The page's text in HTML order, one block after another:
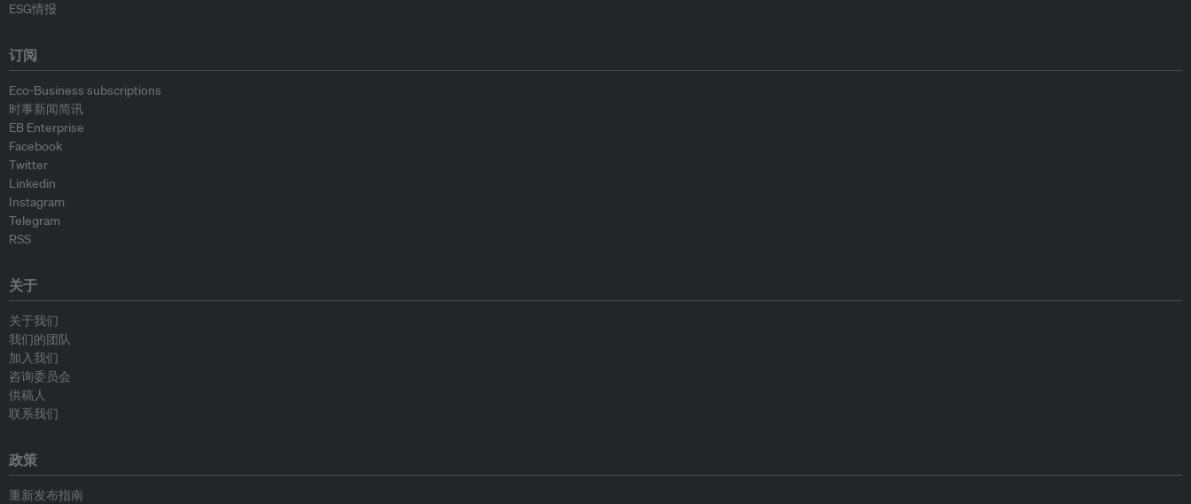
ESG情报
订阅
Eco-Business subscriptions
时事新闻简讯
EB Enterprise
Facebook
Twitter
Linkedin
Instagram
Telegram
RSS
关于
关于我们
我们的团队
加入我们
咨询委员会
供稿人
联系我们
政策
重新发布指南